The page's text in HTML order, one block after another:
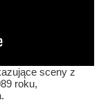
sceny z
roku,